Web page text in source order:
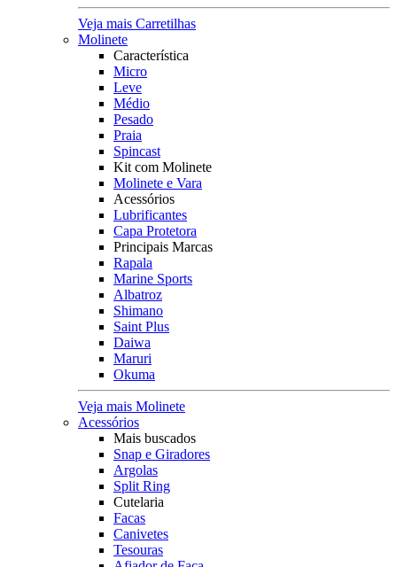
Veja mais Carretilhas
Molinete
Característica
Micro
Leve
Médio
Pesado
Praia
Spincast
Kit com Molinete
Molinete e Vara
Acessórios
Lubrificantes
Capa Protetora
Principais Marcas
Rapala
Marine Sports
Albatroz
Shimano
Saint Plus
Daiwa
Maruri
Okuma
Veja mais Molinete
Acessórios
Mais buscados
Snap e Giradores
Argolas
Split Ring
Cutelaria
Facas
Canivetes
Tesouras